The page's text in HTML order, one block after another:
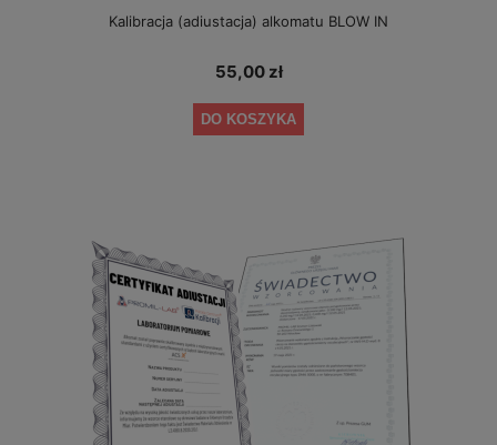
Kalibracja (adiustacja) alkomatu BLOW IN
55,00 zł
DO KOSZYKA